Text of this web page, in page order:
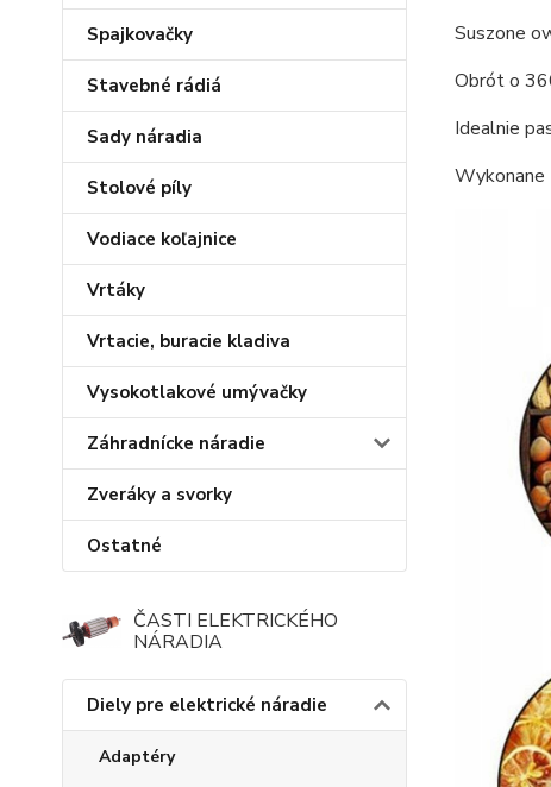
Spajkovačky
Stavebné rádiá
Sady náradia
Stolové píly
Vodiace koľajnice
Vrtáky
Vrtacie, buracie kladiva
Vysokotlakové umývačky
Záhradnícke náradie
Zveráky a svorky
Ostatné
ČASTI ELEKTRICKÉHO
NÁRADIA
Diely pre elektrické náradie
Adaptéry
Suszone
Obrót o
Idealnie
Wykonane